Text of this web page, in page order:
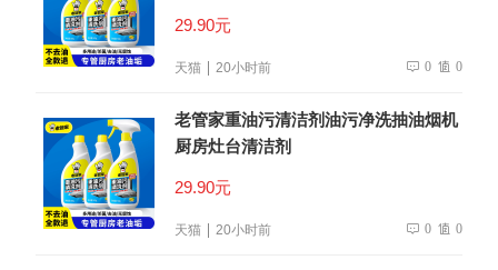
29.90元
天猫 20小时前 0 0
老管家重油污清洁剂油污净洗抽油烟机
厨房灶台清洁剂
29.90元
天猫 20小时前 0 0